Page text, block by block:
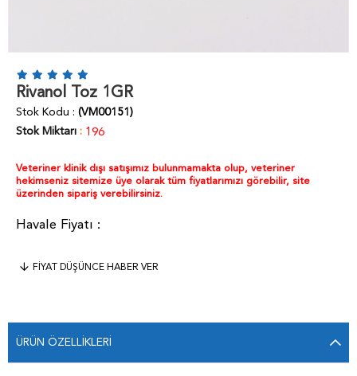
Rivanol Toz 1GR
Stok Kodu
(VM00151)
Stok Miktarı : 196
Veteriner klinik dışı satışımız bulunmamakta olup, veteriner
hekimseniz sitemize üye olarak tüm fiyatlarımızı görebilir, site
üzerinden sipariş verebilirsiniz.
FIYAT DÜŞÜNCE HABER VER
ÜRÜN ÖZELLIKLERI